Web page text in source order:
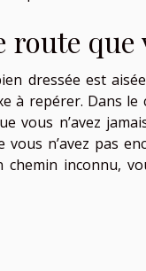
que
dressée est
à repérer. Dans
vous n’avez
n’avez pas
inconnu,